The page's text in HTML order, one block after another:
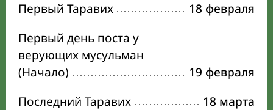
Первый Таравих
18 февраля
Первый день поста у
верующих мусульман
(Начало)
19 февраля
Последний Таравих
18 марта